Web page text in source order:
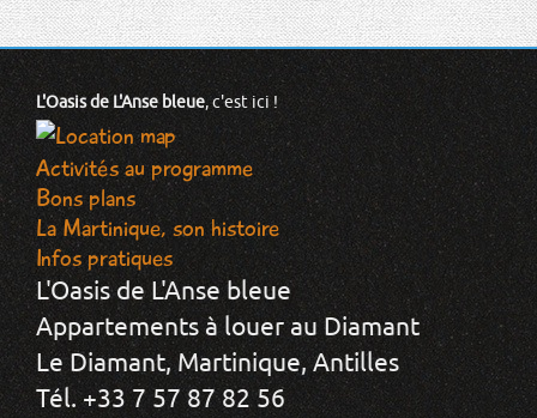
L'Oasis de L'Anse bleue, c'est ici !
Activités au programme
Bons plans
La Martinique, son histoire
Infos pratiques
L'Oasis de L'Anse bleue
Appartements à louer au Diamant
Le Diamant, Martinique, Antilles
Tél. +33 7 57 87 82 56